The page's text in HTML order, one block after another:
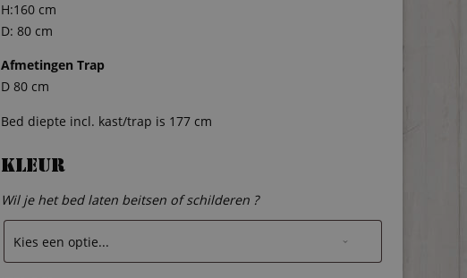
H:160 cm
D: 80 cm
Afmetingen Trap
D 80 cm
Bed diepte incl. kast/trap is 177 cm
Kleur
Wil je het bed laten beitsen of schilderen ?